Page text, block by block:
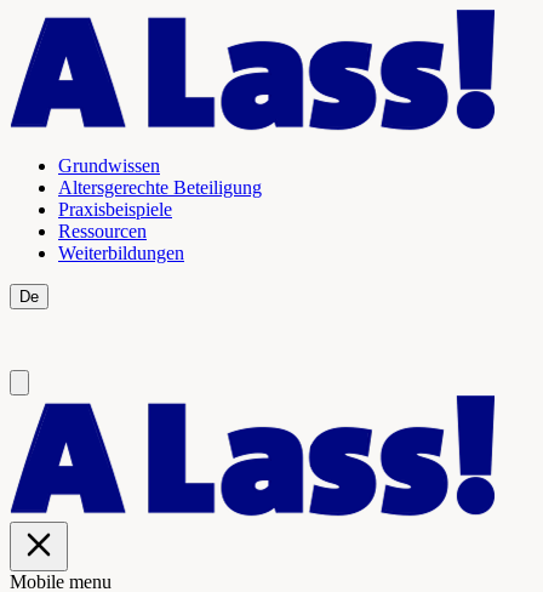
Grundwissen
Altersgerechte Beteiligung
Praxisbeispiele
Ressourcen
Weiterbildungen
De
Mobile menu